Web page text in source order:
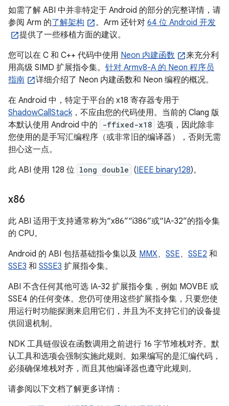
如需了解 ABI 中并非特定于 Android 的部分的完整详情，请
参阅 Arm 的了解架构 。Arm 还针对 64 位 Android 开发
提供了一些移植方面的建议。
您可以在 C 和 C++ 代码中使用 Neon 内建函数
来充分利
用高级 SIMD 扩展指令集。 针对 Armv8-A 的 Neon 程序员
指南
详细介绍了 Neon 内建函数和 Neon 编程的概况。
在 Android 中，特定于平台的 x18 寄存器专用于
ShadowCallStack，不应由您的代码使用。当前的 Clang 版
本默认使用 Android 中的
-ffixed-x18 选项，因此除非
您使用的是手写汇编程序（或非常旧的编译器），否则无需
担心这一点。
此 ABI 使用 128 位 long double (IEEE binary128)。
x86
此 ABI 适用于支持通常称为“x86”“i386”或“IA-32”的指令集
的 CPU。
Android 的 ABI 包括基础指令集以及 MMX、 SSE、 SSE2 和
SSE3 和 SSSE3 扩展指令集。
ABI 不含任何其他可选 IA-32 扩展指令集，例如 MOVBE 或
SSE4 的任何变体。您仍可使用这些扩展指令集，只要您使
用运行时功能探测来启用它们，并且为不支持它们的设备提
供回退机制。
NDK 工具链假设在函数调用之前进行 16 字节堆栈对齐。默
认工具和选项会强制实施此规则。如果编写的是汇编代码，
必须确保堆栈对齐，而且其他编译器也遵守此规则。
请参阅以下文档了解更多详情：